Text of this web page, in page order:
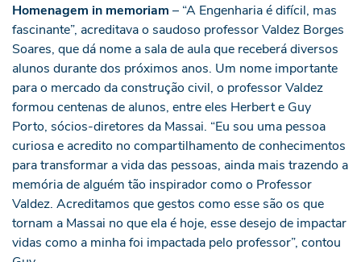
Homenagem in memoriam – “A Engenharia é difícil, mas
fascinante”, acreditava o saudoso professor Valdez Borges
Soares, que dá nome a sala de aula que receberá diversos
alunos durante dos próximos anos. Um nome importante
para o mercado da construção civil, o professor Valdez
formou centenas de alunos, entre eles Herbert e Guy
Porto, sócios-diretores da Massai. “Eu sou uma pessoa
curiosa e acredito no compartilhamento de conhecimentos
para transformar a vida das pessoas, ainda mais trazendo a
memória de alguém tão inspirador como o Professor
Valdez. Acreditamos que gestos como esse são os que
tornam a Massai no que ela é hoje, esse desejo de impactar
vidas como a minha foi impactada pelo professor”, contou